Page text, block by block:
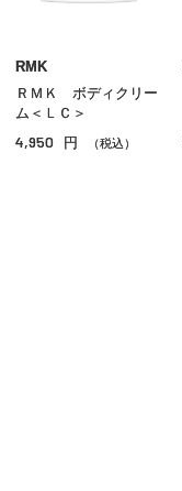
美容液
オイル
アイケア
RMK
ＲＭＫ ボディクリー
ム＜ＬＣ＞
4,950 円 （税込）